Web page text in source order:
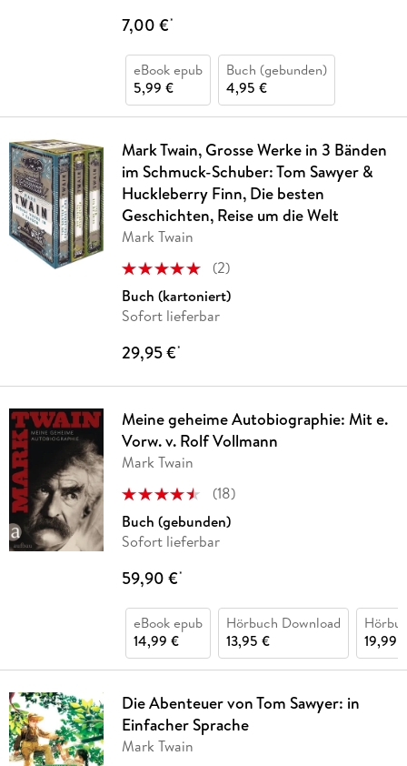
7,00 €*
eBook epub
5,99 €
Buch (gebunden)
4,95 €
Mark Twain, Grosse Werke in 3 Bänden
im Schmuck-Schuber: Tom Sawyer &
Huckleberry Finn, Die besten
Geschichten, Reise um die Welt
Mark Twain
(2)
Buch (kartoniert)
Sofort lieferbar
29,95 €*
Meine geheime Autobiographie: Mit e.
Vorw. v. Rolf Vollmann
Mark Twain
(18)
Buch (gebunden)
Sofort lieferbar
59,90 €*
eBook epub
14,99 €
Hörbuch Download
13,95 €
19,99
Die Abenteuer von Tom Sawyer: in
Einfacher Sprache
Mark Twain